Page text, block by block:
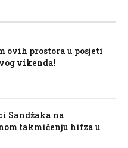
ovih prostora u posjeti
vikenda!
Sandžaka na
takmičenju hifza u